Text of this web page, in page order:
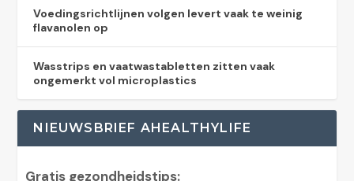
Voedingsrichtlijnen volgen levert vaak te weinig
flavanolen op
Wasstrips en vaatwastabletten zitten vaak
ongemerkt vol microplastics
NIEUWSBRIEF AHEALTHYLIFE
Gratis gezondheidstips: